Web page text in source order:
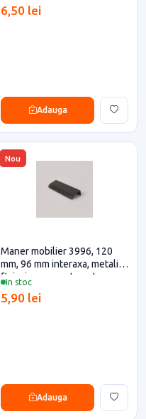
6,50 lei
Adauga
Nou
In stoc
Maner mobilier 3996, 120
mm, 96 mm interaxa, metalic,
finisaj negru mat pentru casa
5,90 lei
Adauga